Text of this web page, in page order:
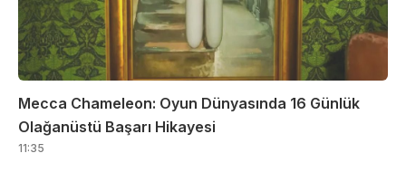
Mecca Chameleon: Oyun Dünyasında 16 Günlük
Olağanüstü Başarı Hikayesi
11:35